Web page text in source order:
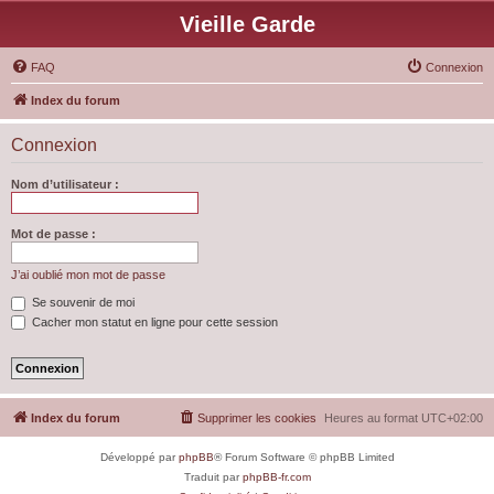
Vieille Garde
FAQ Connexion
Index du forum
Connexion
Nom d’utilisateur :
Mot de passe :
J’ai oublié mon mot de passe
Se souvenir de moi
Cacher mon statut en ligne pour cette session
Index du forum Heures au format UTC+02:00
Supprimer les cookies
Développé parphpBB® Forum Software © phpBB Limited
Traduit parphpBB-fr.com